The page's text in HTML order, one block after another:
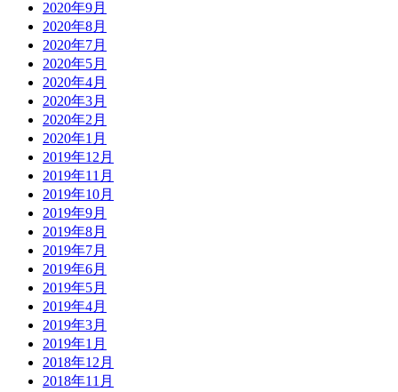
2020年9月
2020年8月
2020年7月
2020年5月
2020年4月
2020年3月
2020年2月
2020年1月
2019年12月
2019年11月
2019年10月
2019年9月
2019年8月
2019年7月
2019年6月
2019年5月
2019年4月
2019年3月
2019年1月
2018年12月
2018年11月